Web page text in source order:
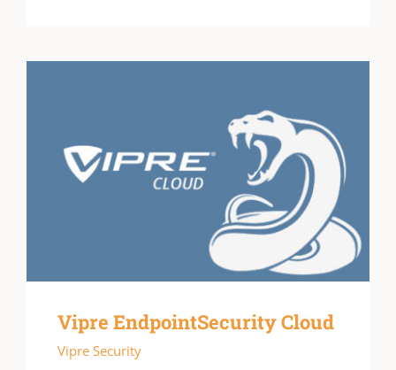
Vipre EndpointSecurity Cloud
Vipre Security